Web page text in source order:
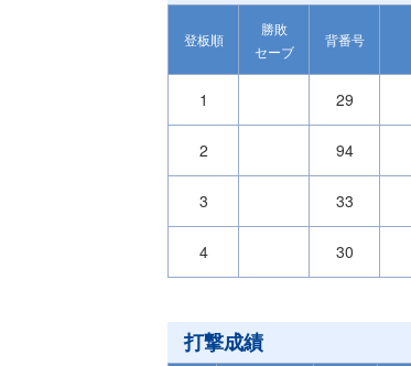
登板順
勝敗
セーブ
背番号
1 29
2 94
3 33
4 30
打撃成績